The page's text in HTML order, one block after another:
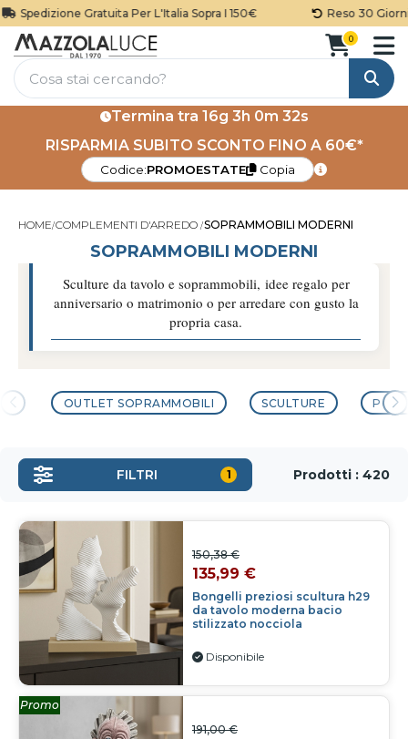
Gratuita Per L'Italia Sopra I 150€ Reso 30 Giorni
Cerca
0
Termina tra 16g 3h 0m 30s
RISPARMIA SUBITO SCONTO FINO A 60€*
Codice:PROMOESTATE Copia
HOME COMPLEMENTI D'ARREDO SOPRAMMOBILI MODERNI
SOPRAMMOBILI MODERNI
Sculture da tavolo e soprammobili, idee regalo per
anniversario o matrimonio o per arredare con gusto la
propria casa.
OUTLET SOPRAMMOBILI SCULTURE
FILTRI 1 Prodotti : 420
Bongelli preziosi scultura h29
da tavolo moderna bacio
stilizzato nocciola
150,38 €
135,99 €
Disponibile
191,00 €
Promo